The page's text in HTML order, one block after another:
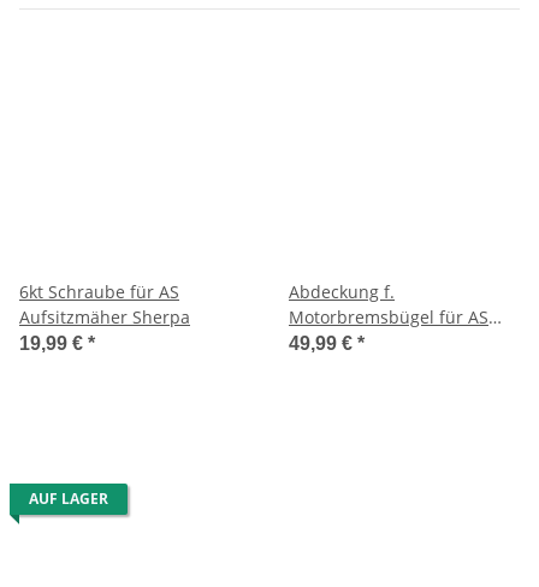
6kt Schraube für AS
Aufsitzmäher Sherpa
19,99 € *
Abdeckung f.
Motorbremsbügel für AS
420 E-Pro-Clip Akku-
49,99 € *
AUF LAGER